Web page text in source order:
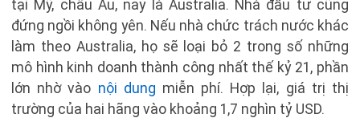
tại Mỹ, châu Âu, nay là Australia. Nhà đầu tư cũng
đứng ngồi không yên. Nếu nhà chức trách nước khác
làm theo Australia, họ sẽ loại bỏ 2 trong số những
mô hình kinh doanh thành công nhất thế kỷ 21, phần
lớn nhờ vào nội dung miễn phí. Hợp lại, giá trị thị
trường của hai hãng vào khoảng 1,7 nghìn tỷ USD.